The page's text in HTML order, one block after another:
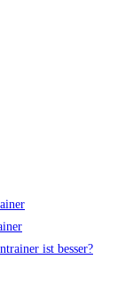
ist besser?